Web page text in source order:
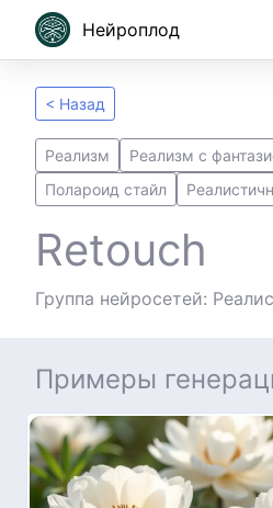
Нейроплод
< Назад
Реализм Реализм с
Полароид стайл
Retouch
Группа нейросетей:
Примеры